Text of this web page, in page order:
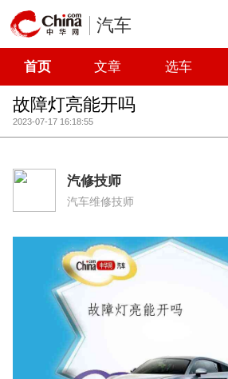
汽车
首页 文章 选车
故障灯亮能开吗
2023-07-17 16:18:55
汽修技师
汽车维修技师